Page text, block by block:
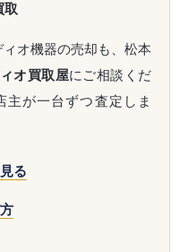
取
ィオ機器の売却も、松本
オ買取屋にご相談くだ
主が一台ずつ査定しま
る